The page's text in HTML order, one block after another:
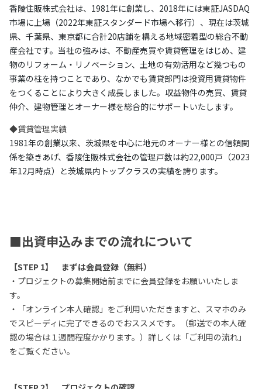
香陵住販株式会社は、1981年に創業し、2018年には東証JASDAQ
市場に上場（2022年東証スタンダード市場へ移行）、現在は茨城
県、千葉県、東京都に合計20店舗を構える地域密着型の総合不動
産会社です。当社の強みは、不動産売買や賃貸管理をはじめ、建
物のリフォーム・リノベーション、土地の有効活用など幾つもの
事業の柱を持つことであり、なかでも賃貸部門は投資用賃貸物件
をつくることにより大きく成長しました。収益物件の売買、賃貸
仲介、建物管理とオーナー様を総合的にサポートいたします。
◆賃貸管理実績
1981年の創業以来、茨城県を中心に地元のオーナー様との信頼関
係を築きあげ、香陵住販株式会社の管理戸数は約22,000戸（2023
年12月時点）と茨城県内トップクラスの実績を誇ります。
■出資申込みまでの流れについて
【STEP 1】 まずは会員登録（無料）
・プロジェクトの募集開始前までに会員登録をお願いいたしま
す。
・「オンライン本人確認」をご利用いただきますと、スマホのみ
でスピーディに完了できるのでおススメです。（郵送での本人確
認の場合は１週間程度かかります。）詳しくは「ご利用の流れ」
をご覧ください。